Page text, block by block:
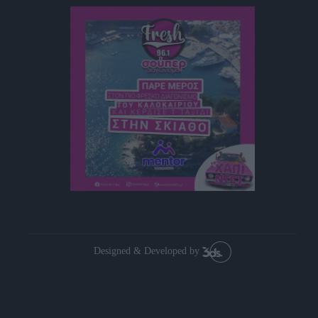
Designed & Developed by